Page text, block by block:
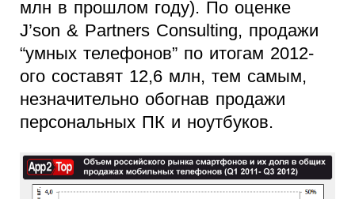
млн в прошлом году). По оценке
J’son & Partners Consulting, продажи
“умных телефонов” по итогам 2012-
ого составят 12,6 млн, тем самым,
незначительно обогнав продажи
персональных ПК и ноутбуков.